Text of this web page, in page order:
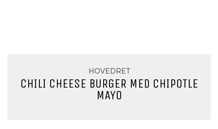
HOVEDRET
CHILI CHEESE BURGER MED CHIPOTLE
MAYO